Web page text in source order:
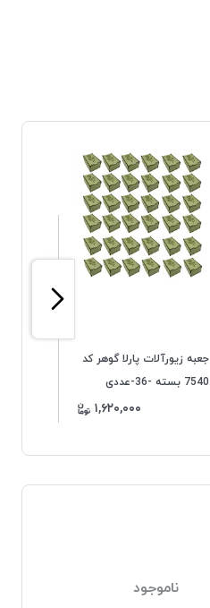
جعبه زیورآلات پارلا گوهر کد
7540 بسته -36-عددی
۱,۶۲۰,۰۰۰
ناموجود